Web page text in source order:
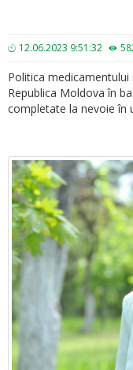
12.06.2023 9:51:32
Politica
Republica Moldova în
completate la nevoie în